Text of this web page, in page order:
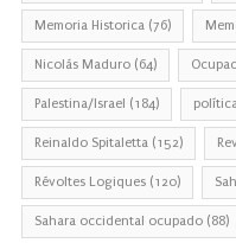
Memoria Historica (76)
Nicolás Maduro (64)
Palestina/Israel (184)
Reinaldo Spitaletta (152)
Révoltes Logiques (120)
Sahara occidental ocupado (88)